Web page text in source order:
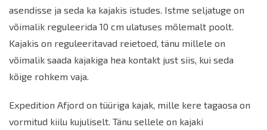
asendisse ja seda ka kajakis istudes. Istme seljatuge on
võimalik reguleerida 10 cm ulatuses mõlemalt poolt.
Kajakis on reguleeritavad reietoed, tänu millele on
võimalik saada kajakiga hea kontakt just siis, kui seda
kõige rohkem vaja.
Expedition Afjord on tüüriga kajak, mille kere tagaosa on
vormitud kiilu kujuliselt. Tänu sellele on kajaki